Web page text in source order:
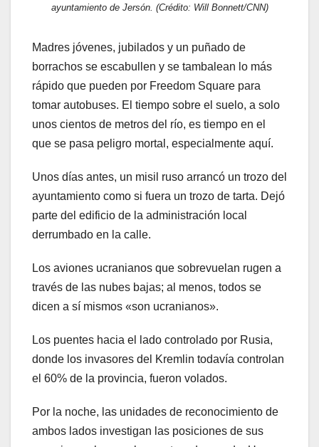
ayuntamiento de Jersón. (Crédito: Will Bonnett/CNN)
Madres jóvenes, jubilados y un puñado de
borrachos se escabullen y se tambalean lo más
rápido que pueden por Freedom Square para
tomar autobuses. El tiempo sobre el suelo, a solo
unos cientos de metros del río, es tiempo en el
que se pasa peligro mortal, especialmente aquí.
Unos días antes, un misil ruso arrancó un trozo del
ayuntamiento como si fuera un trozo de tarta. Dejó
parte del edificio de la administración local
derrumbado en la calle.
Los aviones ucranianos que sobrevuelan rugen a
través de las nubes bajas; al menos, todos se
dicen a sí mismos «son ucranianos».
Los puentes hacia el lado controlado por Rusia,
donde los invasores del Kremlin todavía controlan
el 60% de la provincia, fueron volados.
Por la noche, las unidades de reconocimiento de
ambos lados investigan las posiciones de sus